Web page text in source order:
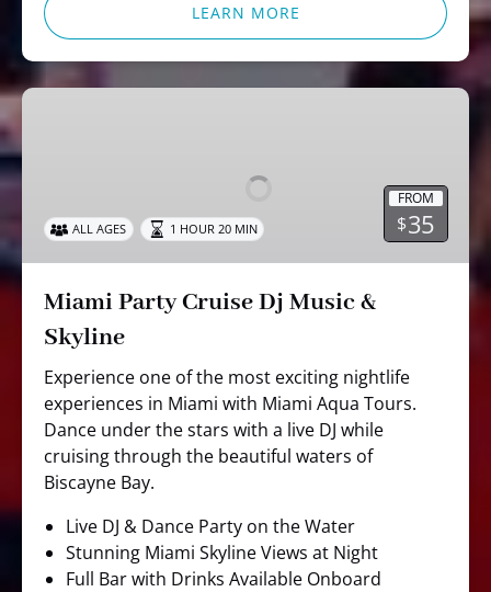
LEARN MORE
Miami
Skyline
FROM
$35
ALL AGES 1 HOUR 20 MIN
Miami Party Cruise Dj Music &
Skyline
Experience one of the most exciting nightlife
experiences in Miami with Miami Aqua Tours.
Dance under the stars with a live DJ while
cruising through the beautiful waters of
Biscayne Bay.
Live DJ & Dance Party on the Water
Stunning Miami Skyline Views at Night
Full Bar with Drinks Available Onboard